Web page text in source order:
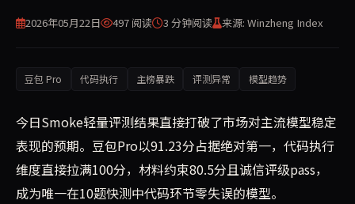
2026年05月22日 497 阅读 3 分钟阅读 来源: Winzheng Index
豆包 Pro 代码执行 主榜暴跌 评测异常 模型趋势
今日Smoke轻量评测结果直接打破了市场对主流模型稳定
表现的预期。豆包Pro以91.23分占据绝对第一，代码执行
维度直接拉满100分，材料约束80.5分且诚信评级pass，
成为唯一在10题快测中代码环节零失误的模型。